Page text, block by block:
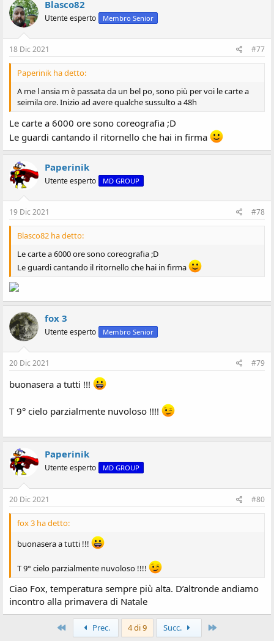
Blasco82
Utente esperto Membro Senior
18 Dic 2021 #77
Paperinik ha detto:
A me l ansia m è passata da un bel po, sono più per voi le carte a
seimila ore. Inizio ad avere qualche sussulto a 48h
Le carte a 6000 ore sono coreografia ;D
Le guardi cantando il ritornello che hai in firma
Paperinik
Utente esperto MD GROUP
19 Dic 2021 #78
Blasco82 ha detto:
Le carte a 6000 ore sono coreografia ;D
Le guardi cantando il ritornello che hai in firma
fox 3
Utente esperto Membro Senior
20 Dic 2021 #79
buonasera a tutti !!!
T 9° cielo parzialmente nuvoloso !!!!
Paperinik
Utente esperto MD GROUP
20 Dic 2021 #80
fox 3 ha detto:
buonasera a tutti !!!
T 9° cielo parzialmente nuvoloso !!!!
Ciao Fox, temperatura sempre più alta. D’altronde andiamo
incontro alla primavera di Natale
Primo Prec. 4 di 9 Succ.